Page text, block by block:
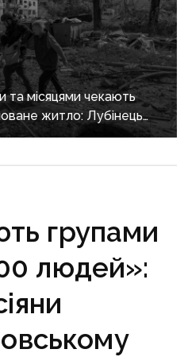
місяцями чекають
житло: Лубінець
групами
людей»: